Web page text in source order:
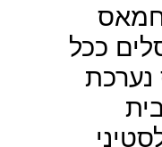
חמאס
ככל
נערכת